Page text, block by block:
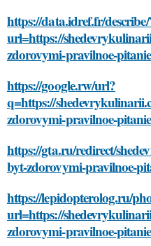
https://data.idref.fr/
url=https://
zdorovymi-pravilnoe-
https://google.rw/url?
q=https://
zdorovymi-pravilnoe-
https://gta.ru/redirect/
byt-zdorovymi-pravilnoe-
https://lepidopterolog.ru/
url=https://
zdorovymi-pravilnoe-